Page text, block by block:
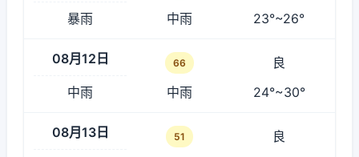
暴雨
中雨 23°~26°
08月12日 66
良
中雨
中雨 24°~30°
08月13日 51
良